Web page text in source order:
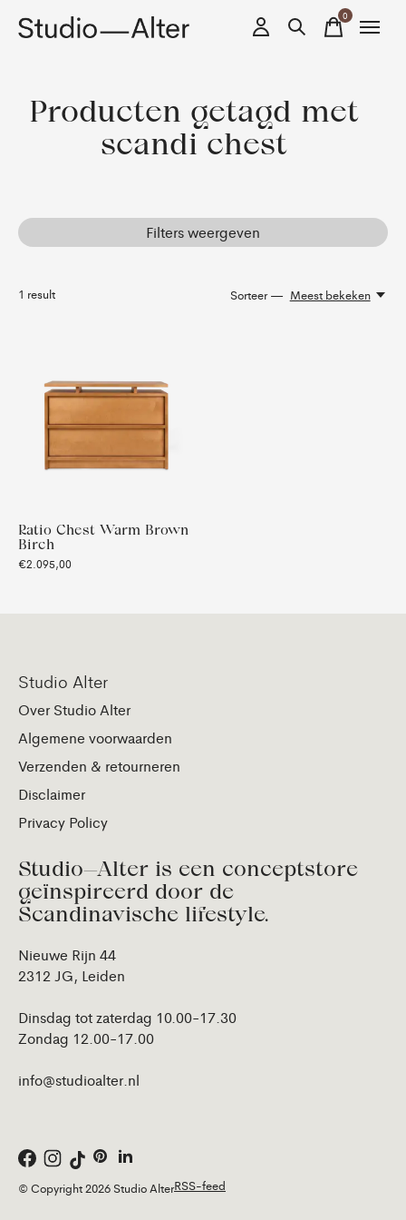
0items
Producten getagd met
scandi chest
Filters weergeven
1 result Sorteer — Meest bekeken
Ratio Chest Warm Brown
Birch
€2.095,00
Studio Alter
Over Studio Alter
Algemene voorwaarden
Verzenden & retourneren
Disclaimer
Privacy Policy
Studio—Alter is een conceptstore
geïnspireerd door de
Scandinavische lifestyle.
Nieuwe Rijn 44
2312 JG, Leiden
Dinsdag tot zaterdag 10.00-17.30
Zondag 12.00-17.00
info@studioalter.nl
© Copyright 2026 Studio AlterRSS-feed